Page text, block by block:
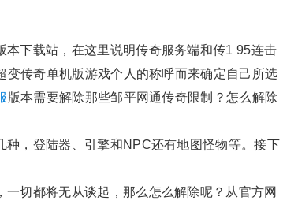
下载站，在这里说明传奇服务端和传1 95连击
传奇单机版游戏个人的称呼而来确定自己所选
版本需要解除那些邹平网通传奇限制？怎么解除
，登陆器、引擎和NPC还有地图怪物等。接下
切都将无从谈起，那么怎么解除呢？从官方网